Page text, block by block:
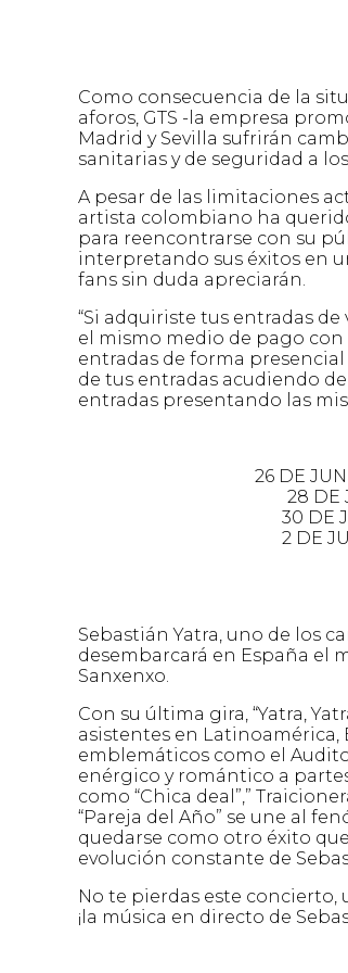
Como consecuencia de la
aforos, GTS -la empresa
Madrid y Sevilla sufrirán
sanitarias y de seguridad a
A pesar de las limitaciones
artista colombiano ha
para reencontrarse con su
interpretando sus éxitos en
fans sin duda apreciarán.
“Si adquiriste tus entradas
el mismo medio de pago con
entradas de forma
de tus entradas acudiendo
entradas presentando las
26 DE
28 DE
30 DE
2 DE
Sebastián Yatra, uno de los
desembarcará en España el
Sanxenxo.
Con su última gira, “Yatra,
asistentes en Latinoamérica,
emblemáticos como el
enérgico y romántico a
como “Chica deal”,”
“Pareja del Año” se une al
quedarse como otro éxito
evolución constante de
No te pierdas este concierto,
¡la música en directo de